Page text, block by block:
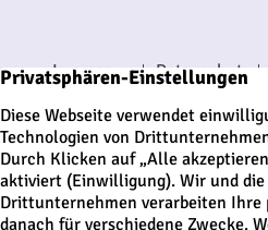
Impressum Datenschutz